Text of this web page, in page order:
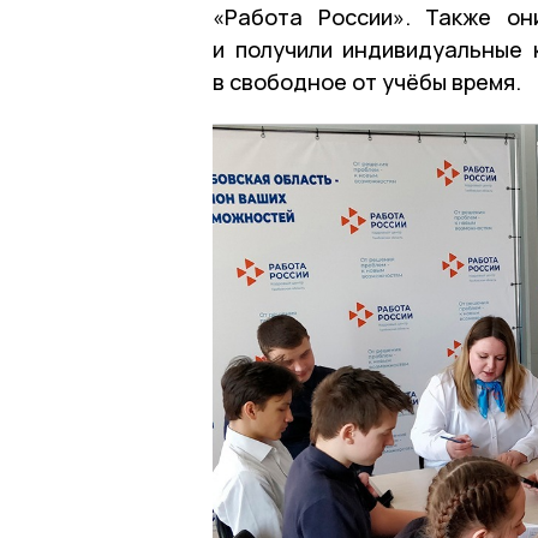
«Работа России». Также
и получили индивидуальные
в свободное от учёбы время.